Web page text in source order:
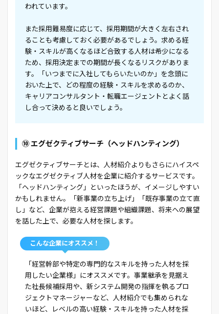
われています。
また採用難易度に応じて、採用期間が大きく左右され
ることも考慮しておく必要があるでしょう。求める経
験・スキルが高くなるほど合致する人材は希少になる
ため、採用決定までの期間が長くなるリスクがありま
す。「いつまでに入社してもらいたいのか」を念頭に
おいた上で、どの程度の経験・スキルを求めるのか、
キャリアコンサルタント・転職エージェントとよく話
し合って決めると良いでしょう。
⑩ エグゼクティブサーチ（ヘッドハンティング）
エグゼクティブサーチとは、人材紹介よりもさらにハイスペ
ックなエグゼクティブ人材を企業に紹介するサービスです。
「ヘッドハンティング」といったほうが、イメージしやすい
かもしれません。「新事業の立ち上げ」「既存事業の立て直
し」など、企業が抱える経営課題や組織課題、将来への展望
を話した上で、必要な人材を探します。
こんな企業にオススメ！
「経営幹部や特定の専門的なスキルを持った人材を採
用したい企業様」にオススメです。事業継承を見据え
た社長候補採用や、新システム開発の指揮を執るプロ
ジェクトマネージャーなど、人材紹介でも集められな
いほど、レベルの高い経験・スキルを持った人材を採